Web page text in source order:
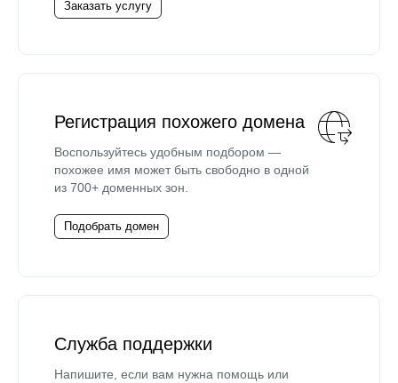
Заказать услугу
Регистрация похожего домена
Воспользуйтесь удобным подбором —
похожее имя может быть свободно в одной
из 700+ доменных зон.
Подобрать домен
Служба поддержки
Напишите, если вам нужна помощь или